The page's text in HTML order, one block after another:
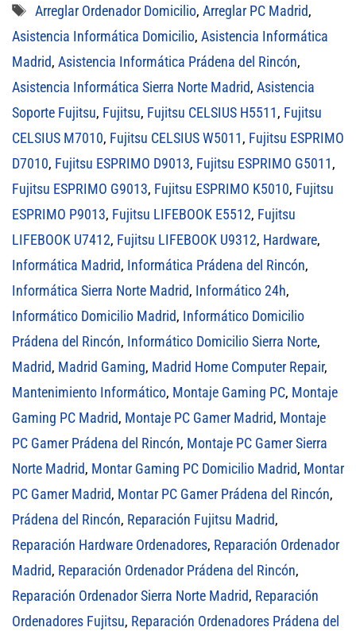
Etiquetas
Arreglar Ordenador Domicilio, Arreglar PC Madrid,
Asistencia Informática Domicilio, Asistencia Informática
Madrid, Asistencia Informática Prádena del Rincón,
Asistencia Informática Sierra Norte Madrid, Asistencia
Soporte Fujitsu, Fujitsu, Fujitsu CELSIUS H5511, Fujitsu
CELSIUS M7010, Fujitsu CELSIUS W5011, Fujitsu ESPRIMO
D7010, Fujitsu ESPRIMO D9013, Fujitsu ESPRIMO G5011,
Fujitsu ESPRIMO G9013, Fujitsu ESPRIMO K5010, Fujitsu
ESPRIMO P9013, Fujitsu LIFEBOOK E5512, Fujitsu
LIFEBOOK U7412, Fujitsu LIFEBOOK U9312, Hardware,
Informática Madrid, Informática Prádena del Rincón,
Informática Sierra Norte Madrid, Informático 24h,
Informático Domicilio Madrid, Informático Domicilio
Prádena del Rincón, Informático Domicilio Sierra Norte,
Madrid, Madrid Gaming, Madrid Home Computer Repair,
Mantenimiento Informático, Montaje Gaming PC, Montaje
Gaming PC Madrid, Montaje PC Gamer Madrid, Montaje
PC Gamer Prádena del Rincón, Montaje PC Gamer Sierra
Norte Madrid, Montar Gaming PC Domicilio Madrid, Montar
PC Gamer Madrid, Montar PC Gamer Prádena del Rincón,
Prádena del Rincón, Reparación Fujitsu Madrid,
Reparación Hardware Ordenadores, Reparación Ordenador
Madrid, Reparación Ordenador Prádena del Rincón,
Reparación Ordenador Sierra Norte Madrid, Reparación
Ordenadores Fujitsu, Reparación Ordenadores Prádena del